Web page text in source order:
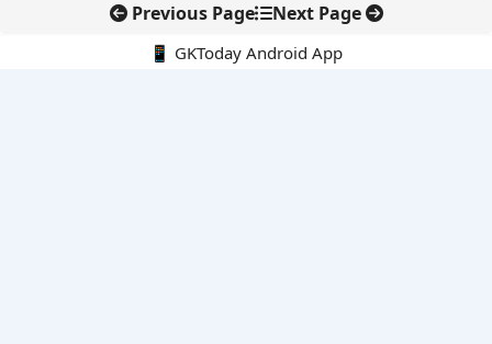
Previous Page Next Page
📱 GKToday Android App